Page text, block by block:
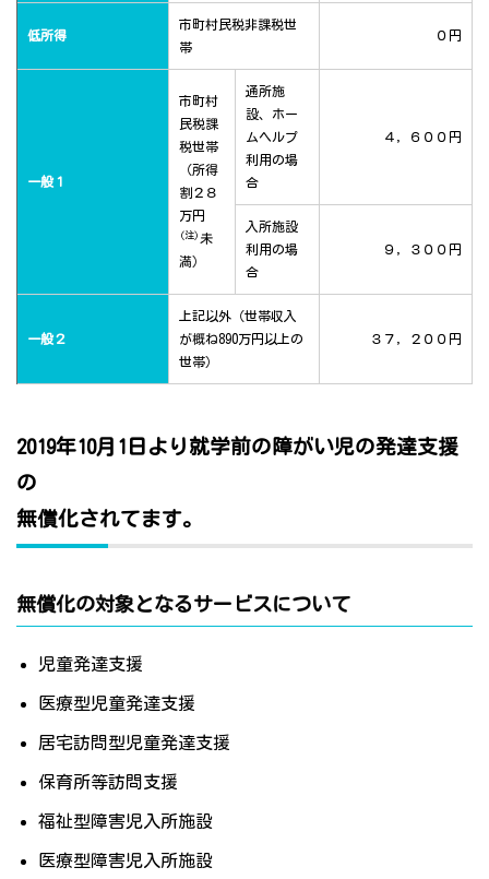
低所得
市町村民税非課税世
帯
０円
一般１
市町村
民税課
税世帯
（所得
割２８
万円
(注) 未
満）
通所施
設、ホー
ムヘルプ
利用の場
合
４，６００円
入所施設
利用の場
合
９，３００円
一般２
上記以外（世帯収入
が概ね890万円以上の
世帯）
３７，２００円
2019年10月1日より就学前の障がい児の発達支援
の
無償化されてます。
無償化の対象となるサービスについて
児童発達支援
医療型児童発達支援
居宅訪問型児童発達支援
保育所等訪問支援
福祉型障害児入所施設
医療型障害児入所施設